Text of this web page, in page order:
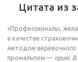
Цитата из
«Профессионалы,
в качестве
методом веревочного
промальпом — прим.